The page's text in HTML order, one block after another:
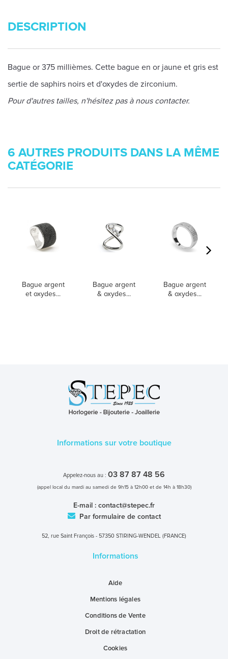
DESCRIPTION
Bague or 375 millièmes. Cette bague en or jaune et gris est
sertie de saphirs noirs et d'oxydes de zirconium.
Pour d'autres tailles, n'hésitez pas à nous contacter.
6 AUTRES PRODUITS DANS LA MÊME
CATÉGORIE
Bague argent
et oxydes...
Bague argent
& oxydes...
Bague argent
& oxydes...
Informations sur votre boutique
Appelez-nous au : 03 87 87 48 56
(appel local du mardi au samedi de 9h15 à 12h00 et de 14h à 18h30)
E-mail : contact@stepec.fr
Par formulaire de contact
52, rue Saint François - 57350 STIRING-WENDEL (FRANCE)
Informations
Aide
Mentions légales
Conditions de Vente
Droit de rétractation
Cookies